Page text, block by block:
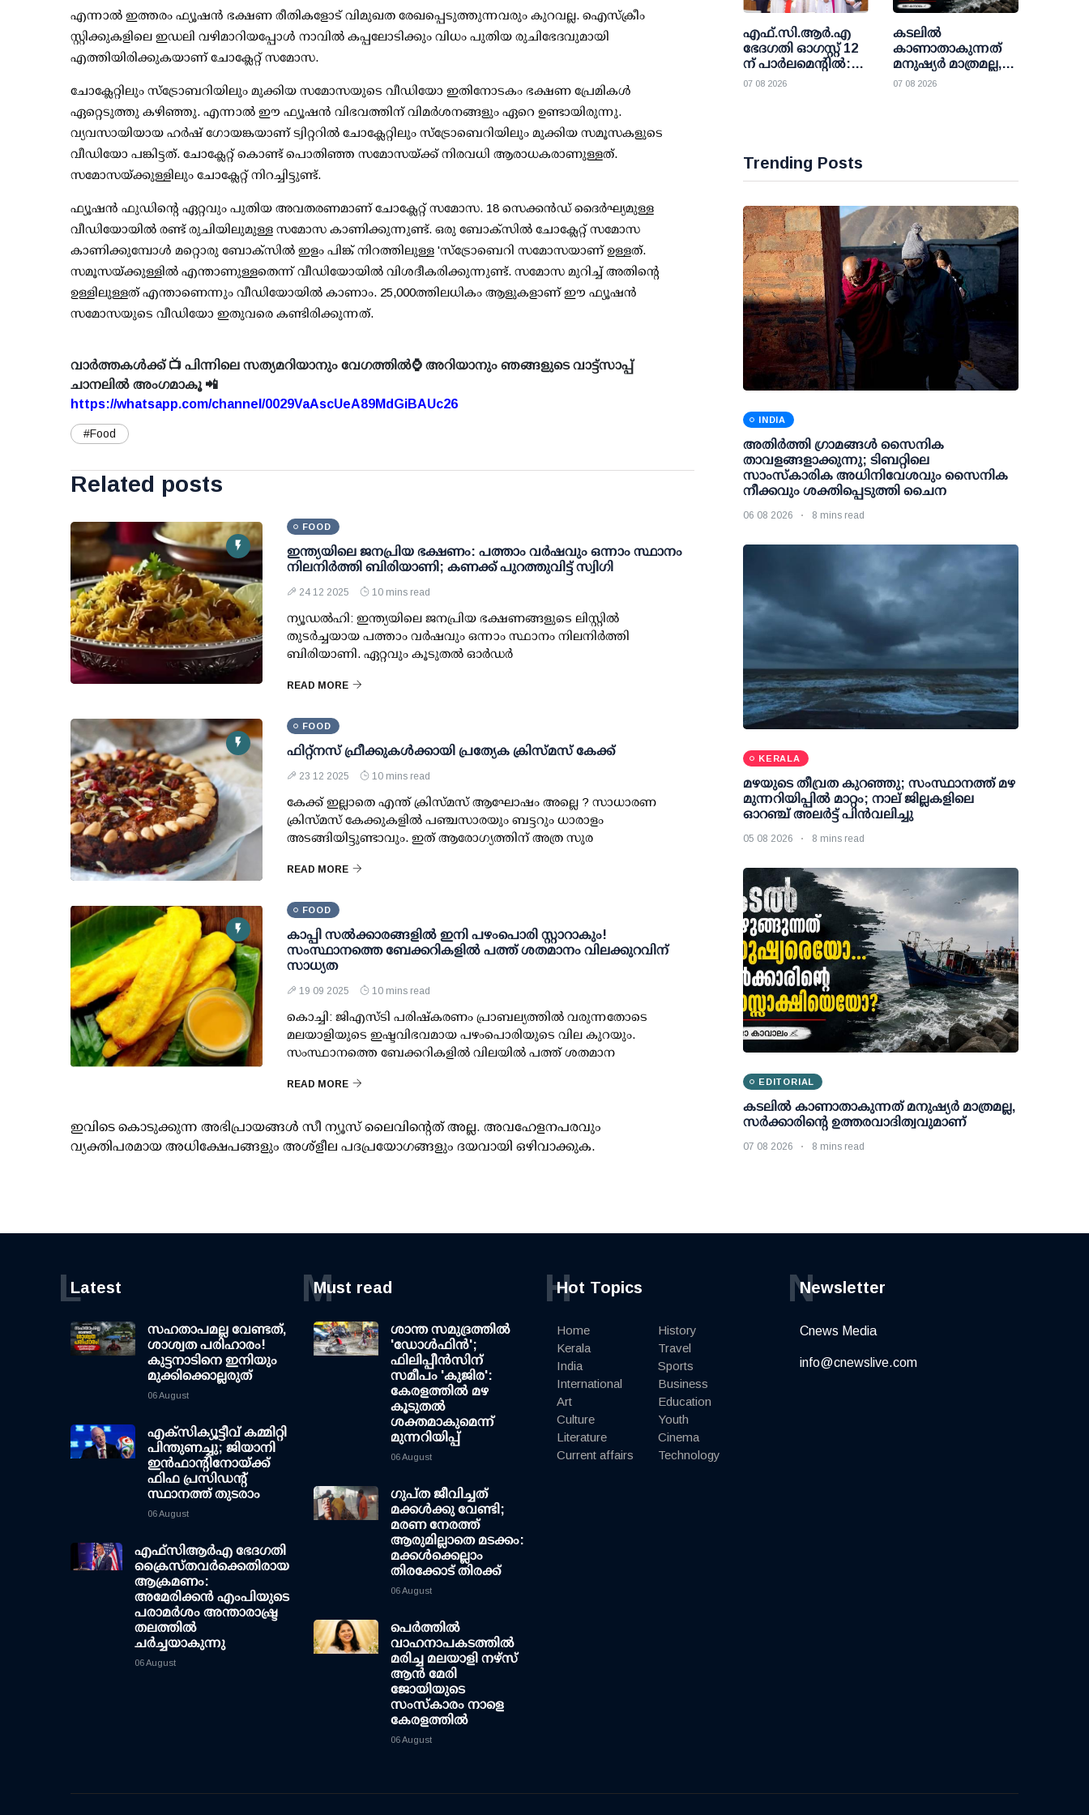
എന്നാല്‍ ഇത്തരം ഫ്യൂഷന്‍ ഭക്ഷണ രീതികളോട് വിമുഖത രേഖപ്പെടുത്തുന്നവരും കുറവല്ല. ഐസ്‌ക്രീം
സ്റ്റിക്കുകളിലെ ഇഡലി വഴിമാറിയപ്പോള്‍ നാവില്‍ കപ്പലോടിക്കും വിധം പുതിയ രുചിഭേദവുമായി
എത്തിയിരിക്കുകയാണ് ചോക്ലേറ്റ് സമോസ.
ചോക്ലേറ്റിലും സ്ട്രോബറിയിലും മുക്കിയ സമോസയുടെ വീഡിയോ ഇതിനോടകം ഭക്ഷണ പ്രേമികള്‍
ഏറ്റെടുത്തു കഴിഞ്ഞു. എന്നാല്‍ ഈ ഫ്യൂഷന്‍ വിഭവത്തിന് വിമര്‍ശനങ്ങളും ഏറെ ഉണ്ടായിരുന്നു.
വ്യവസായിയായ ഹര്‍ഷ് ഗോയങ്കയാണ് ട്വിറ്ററില്‍ ചോക്ലേറ്റിലും സ്ട്രോബെറിയിലും മുക്കിയ സമൂസകളുടെ
വീഡിയോ പങ്കിട്ടത്. ചോക്ലേറ്റ് കൊണ്ട് പൊതിഞ്ഞ സമോസയ്ക്ക് നിരവധി ആരാധകരാണുള്ളത്.
സമോസയ്ക്കുള്ളിലും ചോക്ലേറ്റ് നിറച്ചിട്ടുണ്ട്.
ഫ്യൂഷന്‍ ഫുഡിന്റെ ഏറ്റവും പുതിയ അവതരണമാണ് ചോക്ലേറ്റ് സമോസ. 18 സെക്കന്‍ഡ് ദൈര്‍ഘ്യമുള്ള
വീഡിയോയില്‍ രണ്ട് രുചിയിലുമുള്ള സമോസ കാണിക്കുന്നുണ്ട്. ഒരു ബോക്സില്‍ ചോക്ലേറ്റ് സമോസ
കാണിക്കുമ്പോള്‍ മറ്റൊരു ബോക്സില്‍ ഇളം പിങ്ക് നിറത്തിലുള്ള 'സ്ട്രോബെറി സമോസയാണ് ഉള്ളത്.
സമൂസയ്ക്കുള്ളില്‍ എന്താണുള്ളതെന്ന് വീഡിയോയില്‍ വിശദീകരിക്കുന്നുണ്ട്. സമോസ മുറിച്ച് അതിന്റെ
ഉള്ളിലുള്ളത് എന്താണെന്നും വീഡിയോയില്‍ കാണാം. 25,000ത്തിലധികം ആളുകളാണ് ഈ ഫ്യൂഷന്‍
സമോസയുടെ വീഡിയോ ഇതുവരെ കണ്ടിരിക്കുന്നത്.
വാർത്തകൾക്ക് 📺 പിന്നിലെ സത്യമറിയാനും വേഗത്തിൽ⌚ അറിയാനും ഞങ്ങളുടെ വാട്ട്സാപ്പ്
ചാനലിൽ അംഗമാകൂ 📲
https://whatsapp.com/channel/0029VaAscUeA89MdGiBAUc26
#Food
Related posts
FOOD
ഇന്ത്യയിലെ ജനപ്രിയ ഭക്ഷണം: പത്താം വര്‍ഷവും ഒന്നാം സ്ഥാനം
നിലനിര്‍ത്തി ബിരിയാണി; കണക്ക് പുറത്തുവിട്ട് സ്വിഗി
24 12 2025 10 mins read
ന്യൂഡല്‍ഹി: ഇന്ത്യയിലെ ജനപ്രിയ ഭക്ഷണങ്ങളുടെ ലിസ്റ്റില്‍
തുടര്‍ച്ചയായ പത്താം വര്‍ഷവും ഒന്നാം സ്ഥാനം നിലനിര്‍ത്തി
ബിരിയാണി. ഏറ്റവും കൂടുതല്‍ ഓര്‍ഡര്‍
READ MORE
FOOD
ഫിറ്റ്‌നസ് ഫ്രീക്കുകള്‍ക്കായി പ്രത്യേക ക്രിസ്മസ് കേക്ക്
23 12 2025 10 mins read
കേക്ക് ഇല്ലാതെ എന്ത് ക്രിസ്മസ് ആഘോഷം അല്ലെ ? സാധാരണ
ക്രിസ്മസ് കേക്കുകളില്‍ പഞ്ചസാരയും ബട്ടറും ധാരാളം
അടങ്ങിയിട്ടുണ്ടാവും. ഇത് ആരോഗ്യത്തിന് അത്ര സുര
READ MORE
FOOD
കാപ്പി സല്‍ക്കാരങ്ങളില്‍ ഇനി പഴംപൊരി സ്റ്റാറാകും!
സംസ്ഥാനത്തെ ബേക്കറികളില്‍ പത്ത് ശതമാനം വിലക്കുറവിന്
സാധ്യത
19 09 2025 10 mins read
കൊച്ചി: ജിഎസ്ടി പരിഷ്‌കരണം പ്രാബല്യത്തില്‍ വരുന്നതോടെ
മലയാളിയുടെ ഇഷ്ടവിഭവമായ പഴംപൊരിയുടെ വില കുറയും.
സംസ്ഥാനത്തെ ബേക്കറികളില്‍ വിലയില്‍ പത്ത് ശതമാന
READ MORE
ഇവിടെ കൊടുക്കുന്ന അഭിപ്രായങ്ങള്‍ സീ ന്യൂസ് ലൈവിന്റെത് അല്ല. അവഹേളനപരവും
വ്യക്തിപരമായ അധിക്ഷേപങ്ങളും അശ്‌ളീല പദപ്രയോഗങ്ങളും ദയവായി ഒഴിവാക്കുക.
എഫ്.സി.ആര്‍.എ
ഭേദഗതി ഓഗസ്റ്റ് 12
ന് പാര്‍ലമെന്റില്‍:
ആശങ്ക അറിയിച്ച്
07 08 2026
കടലിൽ
കാണാതാകുന്നത്
മനുഷ്യർ മാത്രമല്ല,
സർക്കാരിന്റെ
07 08 2026
Trending Posts
INDIA
അതിര്‍ത്തി ഗ്രാമങ്ങള്‍ സൈനിക
താവളങ്ങളാക്കുന്നു; ടിബറ്റിലെ
സാംസ്‌കാരിക അധിനിവേശവും സൈനിക
നീക്കവും ശക്തിപ്പെടുത്തി ചൈന
06 08 2026 8 mins read
KERALA
മഴയുടെ തീവ്രത കുറഞ്ഞു; സംസ്ഥാനത്ത് മഴ
മുന്നറിയിപ്പിൽ മാറ്റം; നാല് ജില്ലകളിലെ
ഓറഞ്ച് അലർട്ട് പിൻവലിച്ചു
05 08 2026 8 mins read
EDITORIAL
കടലിൽ കാണാതാകുന്നത് മനുഷ്യർ മാത്രമല്ല,
സർക്കാരിന്റെ ഉത്തരവാദിത്വവുമാണ്
07 08 2026 8 mins read
Latest
L
സഹതാപമല്ല വേണ്ടത്,
ശാശ്വത പരിഹാരം!
കുട്ടനാടിനെ ഇനിയും
മുക്കിക്കൊല്ലരുത്
06 August
എക്സിക്യൂട്ടീവ് കമ്മിറ്റി
പിന്തുണച്ചു; ജിയാനി
ഇന്‍ഫാന്റിനോയ്ക്ക്
ഫിഫ പ്രസിഡന്റ്
സ്ഥാനത്ത് തുടരാം
06 August
എഫ്‌സി‌ആര്‍‌എ ഭേദഗതി
ക്രൈസ്തവർക്കെതിരായ
ആക്രമണം:
അമേരിക്കൻ എംപിയുടെ
പരാമർശം അന്താരാഷ്ട്ര
തലത്തിൽ
ചർച്ചയാകുന്നു
06 August
Must read
M
ശാന്ത സമുദ്രത്തില്‍
'ഡോള്‍ഫിന്‍';
ഫിലിപ്പീന്‍സിന്
സമീപം 'കുജിര':
കേരളത്തില്‍ മഴ
കൂടുതല്‍
ശക്തമാകുമെന്ന്
മുന്നറിയിപ്പ്
06 August
ഗുപ്ത ജീവിച്ചത്
മക്കള്‍ക്കു വേണ്ടി;
മരണ നേരത്ത്
ആരുമില്ലാതെ മടക്കം:
മക്കള്‍ക്കെല്ലാം
തിരക്കോട് തിരക്ക്
06 August
പെർത്തിൽ
വാഹനാപകടത്തിൽ
മരിച്ച മലയാളി നഴ്സ്
ആൻ മേരി
ജോയിയുടെ
സംസ്കാരം നാളെ
കേരളത്തിൽ
06 August
Hot Topics
H
Home
Kerala
India
International
Art
Culture
Literature
Current affairs
History
Travel
Sports
Business
Education
Youth
Cinema
Technology
Newsletter
N
Cnews Media
info@cnewslive.com